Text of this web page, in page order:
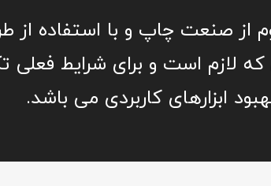
از صنعت چاپ و با استفاده از
لازم است و برای شرایط فعلی
ابزارهای کاربردی می باشد.